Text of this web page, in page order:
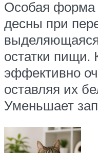
Особая форма
десны при
остатки пищи.
эффективно
оставляя их
Уменьшает